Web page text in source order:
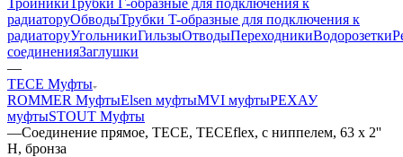
радиаторуОбводыТрубки T-образные для подключения к
радиаторуУгольникиГильзыОтводыПереходникиВодорозетки
соединенияЗаглушки
—
TECE Муфты
ROMMER МуфтыElsen муфтыMVI муфтыРЕХАУ
муфтыSTOUT Муфты
—Соединение прямое, TECE, TECEflex, с ниппелем, 63 х 2''
Н, бронза